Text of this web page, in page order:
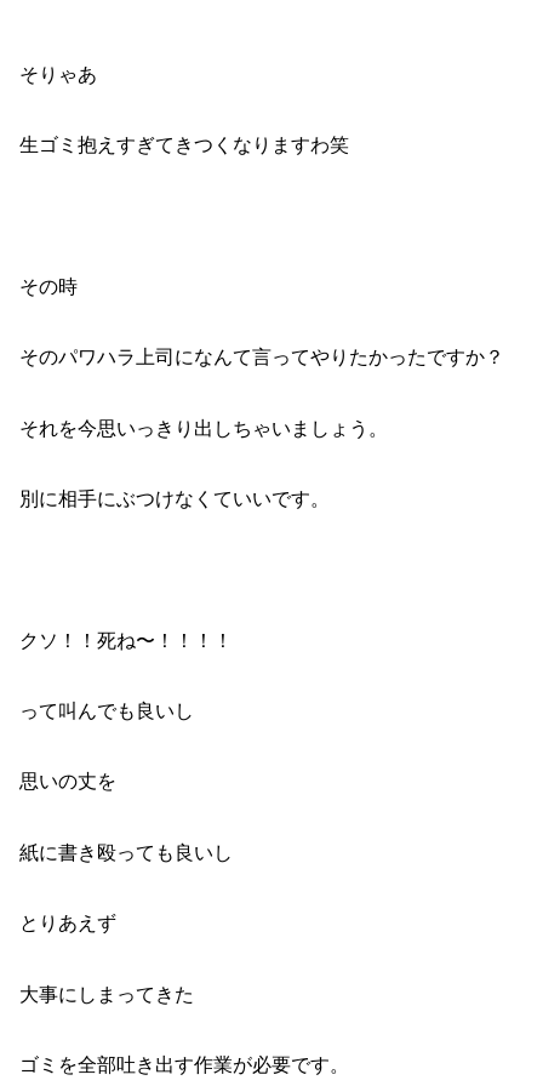
そりゃあ
生ゴミ抱えすぎてきつくなりますわ笑
その時
そのパワハラ上司になんて言ってやりたかったですか？
それを今思いっきり出しちゃいましょう。
別に相手にぶつけなくていいです。
クソ！！死ね〜！！！！
って叫んでも良いし
思いの丈を
紙に書き殴っても良いし
とりあえず
大事にしまってきた
ゴミを全部吐き出す作業が必要です。